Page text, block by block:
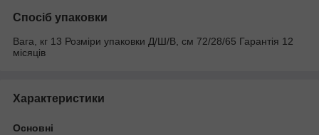
Спосіб упаковки
Вага, кг 13 Розміри упаковки Д/Ш/В, см 72/28/65 Гарантія 12
місяців
Характеристики
Основні